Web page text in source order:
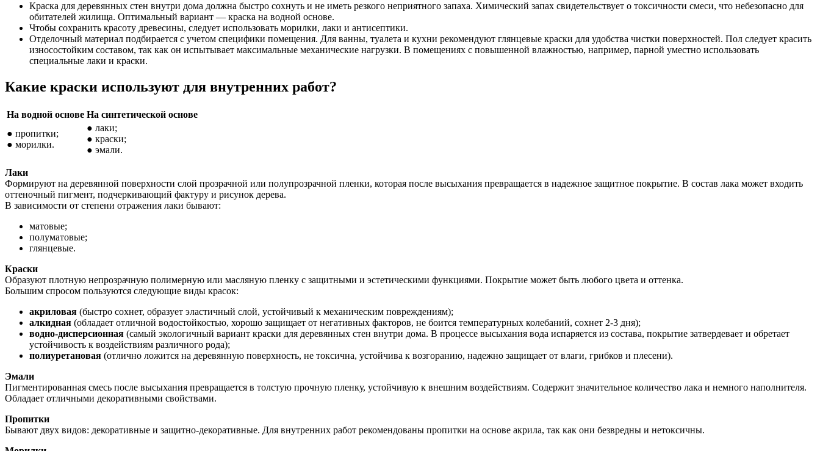
Краска для деревянных стен внутри дома должна быстро сохнуть и не иметь резкого неприятного запаха. Химический запах свидетельствует о токсичности смеси, что небезопасно для
обитателей жилища. Оптимальный вариант — краска на водной основе.
Чтобы сохранить красоту древесины, следует использовать морилки, лаки и антисептики.
Отделочный материал подбирается с учетом специфики помещения. Для ванны, туалета и кухни рекомендуют глянцевые краски для удобства чистки поверхностей. Пол следует красить
износостойким составом, так как он испытывает максимальные механические нагрузки. В помещениях с повышенной влажностью, например, парной уместно использовать
специальные лаки и краски.
Какие краски используют для внутренних работ?
На водной основе На синтетической основе
● пропитки;
● морилки.
● лаки;
● краски;
● эмали.
Лаки
Формируют на деревянной поверхности слой прозрачной или полупрозрачной пленки, которая после высыхания превращается в надежное защитное покрытие. В состав лака может входить
оттеночный пигмент, подчеркивающий фактуру и рисунок дерева.
В зависимости от степени отражения лаки бывают:
матовые;
полуматовые;
глянцевые.
Краски
Образуют плотную непрозрачную полимерную или масляную пленку с защитными и эстетическими функциями. Покрытие может быть любого цвета и оттенка.
Большим спросом пользуются следующие виды красок:
акриловая (быстро сохнет, образует эластичный слой, устойчивый к механическим повреждениям);
алкидная (обладает отличной водостойкостью, хорошо защищает от негативных факторов, не боится температурных колебаний, сохнет 2-3 дня);
водно-дисперсионная (самый экологичный вариант краски для деревянных стен внутри дома. В процессе высыхания вода испаряется из состава, покрытие затвердевает и обретает
устойчивость к воздействиям различного рода);
полиуретановая (отлично ложится на деревянную поверхность, не токсична, устойчива к возгоранию, надежно защищает от влаги, грибков и плесени).
Эмали
Пигментированная смесь после высыхания превращается в толстую прочную пленку, устойчивую к внешним воздействиям. Содержит значительное количество лака и немного наполнителя.
Обладает отличными декоративными свойствами.
Пропитки
Бывают двух видов: декоративные и защитно-декоративные. Для внутренних работ рекомендованы пропитки на основе акрила, так как они безвредны и нетоксичны.